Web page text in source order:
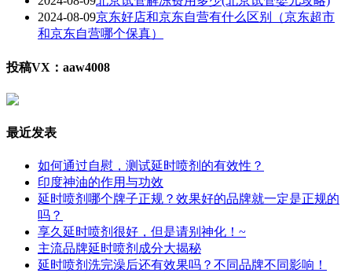
2024-08-09京东好店和京东自营有什么区别（京东超市
和京东自营哪个保真）
投稿VX：aaw4008
最近发表
如何通过自慰，测试延时喷剂的有效性？
印度神油的作用与功效
延时喷剂哪个牌子正规？效果好的品牌就一定是正规的
吗？
享久延时喷剂很好，但是请别神化！~
主流品牌延时喷剂成分大揭秘
延时喷剂洗完澡后还有效果吗？不同品牌不同影响！